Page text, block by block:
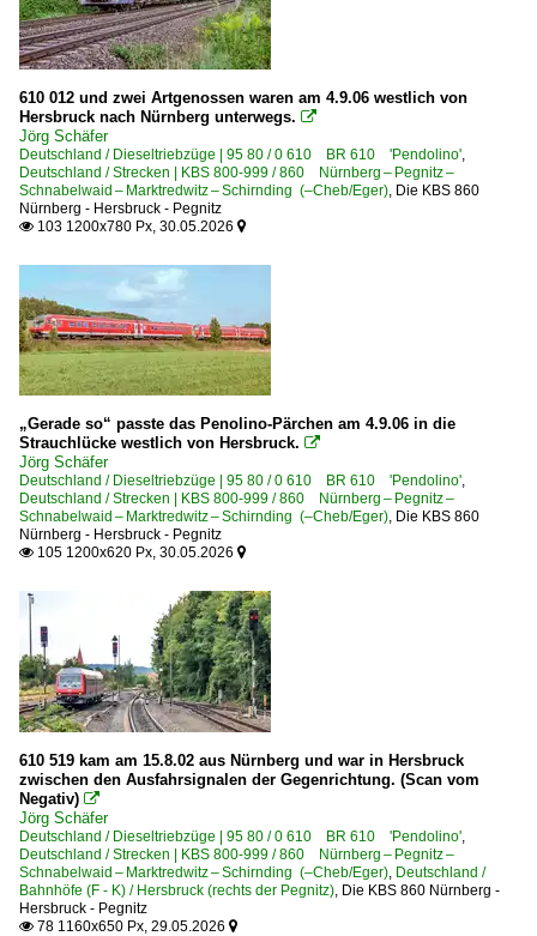
610 012 und zwei Artgenossen waren am 4.9.06 westlich von
Hersbruck nach Nürnberg unterwegs. 
Jörg Schäfer
Deutschland / Dieseltriebzüge | 95 80 / 0 610 BR 610 'Pendolino',
Deutschland / Strecken | KBS 800-999 / 860 Nürnberg – Pegnitz –
Schnabelwaid – Marktredwitz – Schirnding (–Cheb/Eger), Die KBS 860
Nürnberg - Hersbruck - Pegnitz
 103 1200x780 Px, 30.05.2026 
„Gerade so“ passte das Penolino-Pärchen am 4.9.06 in die
Strauchlücke westlich von Hersbruck. 
Jörg Schäfer
Deutschland / Dieseltriebzüge | 95 80 / 0 610 BR 610 'Pendolino',
Deutschland / Strecken | KBS 800-999 / 860 Nürnberg – Pegnitz –
Schnabelwaid – Marktredwitz – Schirnding (–Cheb/Eger), Die KBS 860
Nürnberg - Hersbruck - Pegnitz
 105 1200x620 Px, 30.05.2026 
610 519 kam am 15.8.02 aus Nürnberg und war in Hersbruck
zwischen den Ausfahrsignalen der Gegenrichtung. (Scan vom
Negativ) 
Jörg Schäfer
Deutschland / Dieseltriebzüge | 95 80 / 0 610 BR 610 'Pendolino',
Deutschland / Strecken | KBS 800-999 / 860 Nürnberg – Pegnitz –
Schnabelwaid – Marktredwitz – Schirnding (–Cheb/Eger), Deutschland /
Bahnhöfe (F - K) / Hersbruck (rechts der Pegnitz), Die KBS 860 Nürnberg -
Hersbruck - Pegnitz
 78 1160x650 Px, 29.05.2026 